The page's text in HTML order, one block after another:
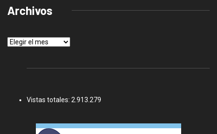
Archivos
Archivos
Vistas totales: 2.913.279